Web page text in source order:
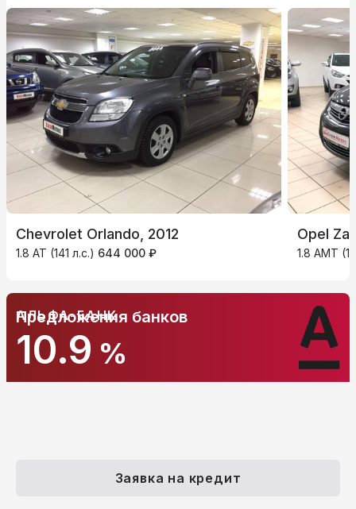
Chevrolet Orlando, 2012
1.8 AT (141 л.с.) 644 000 ₽
Opel
1.8 AMT
АЛЬФА-БАНК
10.9 %
Предложения банков
Заявка на кредит